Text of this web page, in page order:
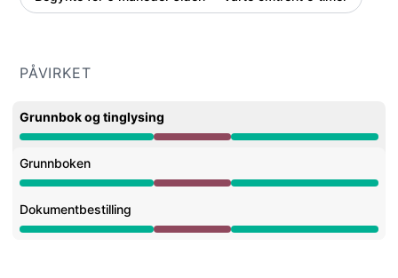
PÅVIRKET
Grunnbok og tinglysing
Større brudd fra 8:57 AM til 2:09 PM
Grunnboken
Større brudd fra 8:57 AM til 2:09 PM
Dokumentbestilling
Større brudd fra 8:57 AM til 2:09 PM